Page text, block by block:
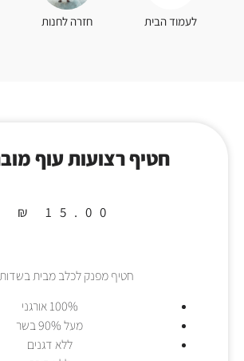
לעמוד הבית חזרה לחנות
חטיף רצועות עוף
₪ 15.00
חטיף מפנק לכלב מבית
100% אורגני
מעל 90% בשר
ללא דגנים